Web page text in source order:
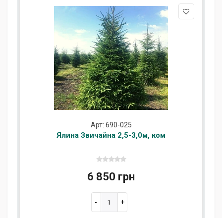
Арт: 690-025
Ялина Звичайна 2,5-3,0м, ком
6 850 грн